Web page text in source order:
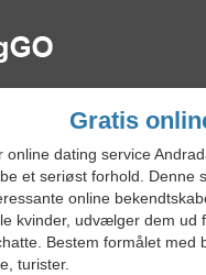
Gratis
dating service
et seriøst forhold.
online
kvinder, udvælger dem
Bestem formålet
turister.